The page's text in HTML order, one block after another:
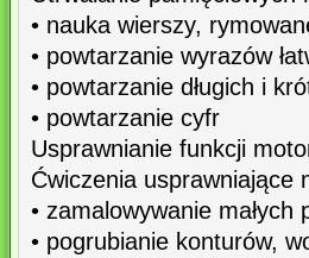
• nauka wierszy,
• powtarzanie wyrazów
• powtarzanie długich i
• powtarzanie cyfr
Usprawnianie funkcji
Ćwiczenia usprawniające
• zamalowywanie małych
• pogrubianie konturów,